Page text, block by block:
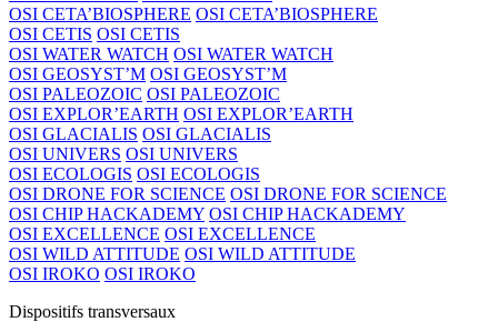
OSI CETA’BIOSPHERE OSI CETA’BIOSPHERE
OSI CETIS OSI CETIS
OSI WATER WATCH OSI WATER WATCH
OSI GEOSYST’M OSI GEOSYST’M
OSI PALEOZOIC OSI PALEOZOIC
OSI EXPLOR’EARTH OSI EXPLOR’EARTH
OSI GLACIALIS OSI GLACIALIS
OSI UNIVERS OSI UNIVERS
OSI ECOLOGIS OSI ECOLOGIS
OSI DRONE FOR SCIENCE OSI DRONE FOR SCIENCE
OSI CHIP HACKADEMY OSI CHIP HACKADEMY
OSI EXCELLENCE OSI EXCELLENCE
OSI WILD ATTITUDE OSI WILD ATTITUDE
OSI IROKO OSI IROKO
Dispositifs transversaux